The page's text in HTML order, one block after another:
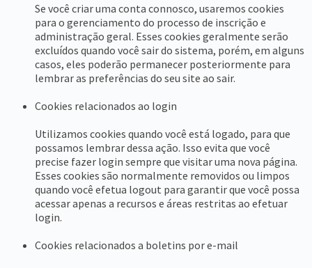
Se você criar uma conta connosco, usaremos cookies
para o gerenciamento do processo de inscrição e
administração geral. Esses cookies geralmente serão
excluídos quando você sair do sistema, porém, em alguns
casos, eles poderão permanecer posteriormente para
lembrar as preferências do seu site ao sair.
Cookies relacionados ao login
Utilizamos cookies quando você está logado, para que
possamos lembrar dessa ação. Isso evita que você
precise fazer login sempre que visitar uma nova página.
Esses cookies são normalmente removidos ou limpos
quando você efetua logout para garantir que você possa
acessar apenas a recursos e áreas restritas ao efetuar
login.
Cookies relacionados a boletins por e-mail